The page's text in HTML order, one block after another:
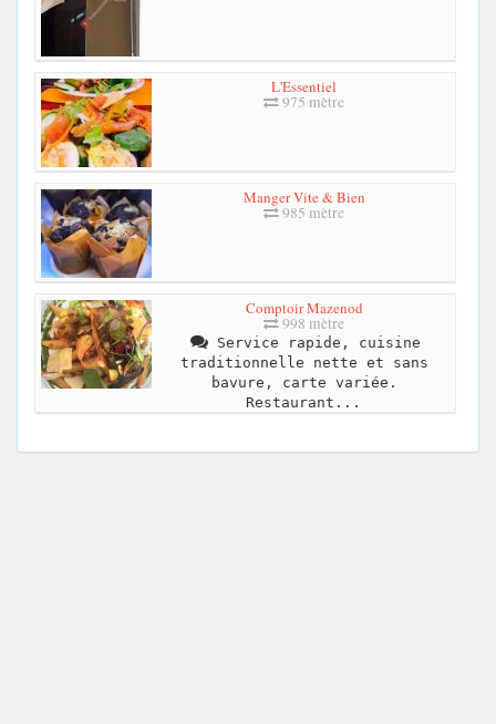
L'Essentiel
975 mètre
Manger Vite & Bien
985 mètre
Comptoir Mazenod
998 mètre
Service rapide, cuisine
traditionnelle nette et sans
bavure, carte variée.
Restaurant...